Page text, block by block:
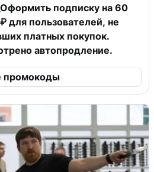
подписку на 60
для пользователей, не
платных покупок.
автопродление.
промокоды